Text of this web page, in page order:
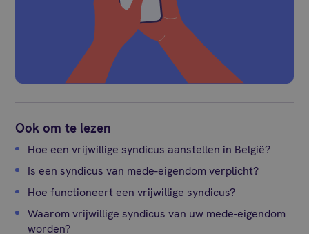
Ook om te lezen
Hoe een vrijwillige syndicus aanstellen in België?
Is een syndicus van mede-eigendom verplicht?
Hoe functioneert een vrijwillige syndicus?
Waarom vrijwillige syndicus van uw mede-eigendom
worden?